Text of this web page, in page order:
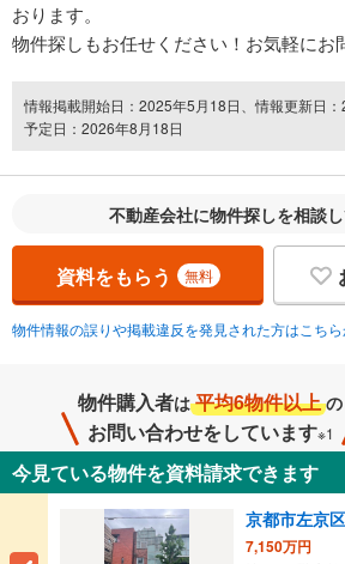
おります。
物件探しもお任せください！お気軽にお
情報掲載開始日：2025年5月18日、情報更新日
予定日：2026年8月18日
不動産会社に物件探しを相談
資料をもらう 無料
物件情報の誤りや掲載違反を発見された方はこちら
物件購入者は 平均6物件以上 の
お問い合わせをしています※1
今見ている物件を資料請求できます
京都市左京
7,150万円